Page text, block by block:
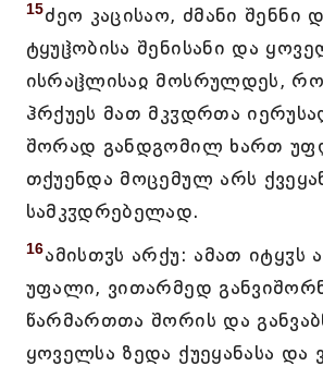
15ძეო კაცისაო, ძმანი შენნი
ტყუჱობისა შენისანი და
ისრაჱლისაჲ მოსრულდეს,
ჰრქუეს მათ მკჳდრთა
შორად განდგომილ ხართ
თქუენდა მოცემულ არს
სამკჳდრებელად.
16ამისთჳს არქუ: ამათ იტყჳს
უფალი, ვითარმედ
წარმართთა შორის და
ყოველსა ზედა ქუეყანასა და